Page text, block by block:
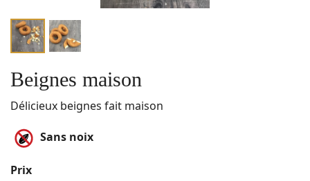
Beignes maison
Délicieux beignes fait maison
Sans noix
Prix